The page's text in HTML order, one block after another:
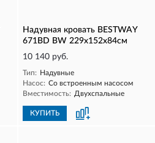
Надувная кровать BESTWAY
671BD BW 229х152х84см
10 140 руб.
Тип: Надувные
Насос: Со встроенным насосом
Вместимость: Двухспальные
КУПИТЬ